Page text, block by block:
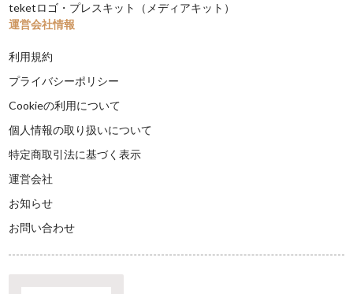
teketロゴ・プレスキット（メディアキット）
運営会社情報
利用規約
プライバシーポリシー
Cookieの利用について
個人情報の取り扱いについて
特定商取引法に基づく表示
運営会社
お知らせ
お問い合わせ